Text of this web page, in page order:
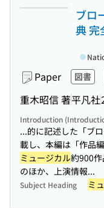
ブロ
典 完
Paper 図書
重木昭信 著平凡社
Introduction
...的に記述した「ブ
載し、本編は「作品
ミュージカル約900
のほか、上演情報...
Subject Heading ミ